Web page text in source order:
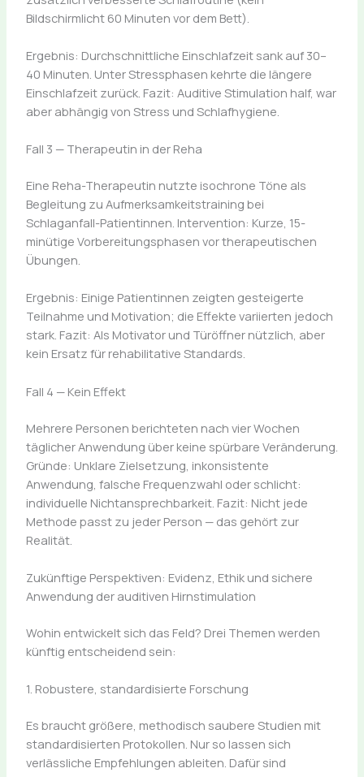
Bildschirmlicht 60 Minuten vor dem Bett).
Ergebnis: Durchschnittliche Einschlafzeit sank auf 30–
40 Minuten. Unter Stressphasen kehrte die längere
Einschlafzeit zurück. Fazit: Auditive Stimulation half, war
aber abhängig von Stress und Schlafhygiene.
Fall 3 — Therapeutin in der Reha
Eine Reha-Therapeutin nutzte isochrone Töne als
Begleitung zu Aufmerksamkeitstraining bei
Schlaganfall-Patientinnen. Intervention: Kurze, 15-
minütige Vorbereitungsphasen vor therapeutischen
Übungen.
Ergebnis: Einige Patientinnen zeigten gesteigerte
Teilnahme und Motivation; die Effekte variierten jedoch
stark. Fazit: Als Motivator und Türöffner nützlich, aber
kein Ersatz für rehabilitative Standards.
Fall 4 — Kein Effekt
Mehrere Personen berichteten nach vier Wochen
täglicher Anwendung über keine spürbare Veränderung.
Gründe: Unklare Zielsetzung, inkonsistente
Anwendung, falsche Frequenzwahl oder schlicht:
individuelle Nichtansprechbarkeit. Fazit: Nicht jede
Methode passt zu jeder Person — das gehört zur
Realität.
Zukünftige Perspektiven: Evidenz, Ethik und sichere
Anwendung der auditiven Hirnstimulation
Wohin entwickelt sich das Feld? Drei Themen werden
künftig entscheidend sein:
1. Robustere, standardisierte Forschung
Es braucht größere, methodisch saubere Studien mit
standardisierten Protokollen. Nur so lassen sich
verlässliche Empfehlungen ableiten. Dafür sind